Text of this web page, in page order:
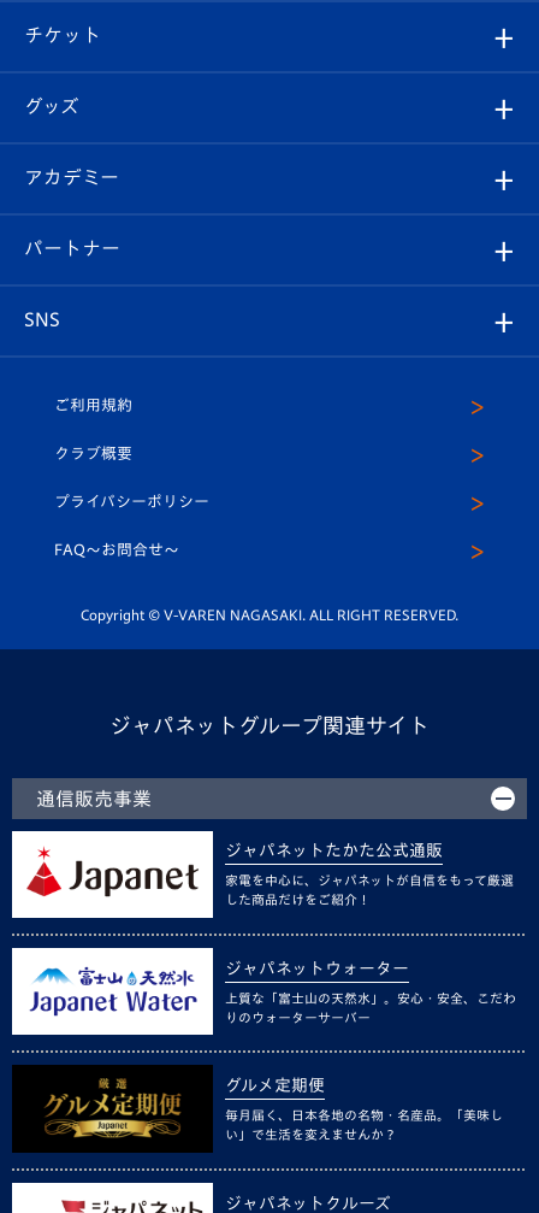
チケット
イベント
メディア
ホームタウン
クラブ概要
エンブレム紹介
スタッフプロフィール
マスコット紹介
平和祈念活動
ホームタウン活動
はじめての観戦ガイド
Revive Team
ヴィヴィくんの長崎おもてなしガイド
試合日程/結果
フォトギャラリー
スタジアムグルメ
チケット
チケット
V-LOVERS（ファンクラブ）
プレイヤーズスイート
グッズ
オンラインショップ
店舗情報
アカデミー
育成からのお知らせ
U-18
スクール
パートナー
SNS
ヴィヴィくんインスタグラム
公式LINE＠
ご利用規約
クラブ概要
プライバシーポリシー
FAQ〜お問合せ〜
Copyright © V-VAREN NAGASAKI. ALL RIGHT RESERVED.
ジャパネットグループ関連サイト
通信販売事業
ジャパネットたかた公式通販
家電を中心に、ジャパネットが自信をもって厳選
した商品だけをご紹介！
ジャパネットウォーター
上質な「富士山の天然水」。安心・安全、こだわ
りのウォーターサーバー
グルメ定期便
毎月届く、日本各地の名物・名産品。「美味し
い」で生活を変えませんか？
ジャパネットクルーズ